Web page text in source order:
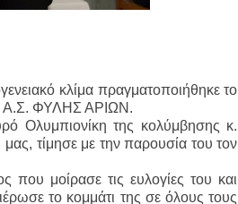
κλίμα πραγματοποιήθηκε το
Α.Σ. ΦΥΛΗΣ ΑΡΙΩΝ.
Ολυμπιονίκη της κολύμβησης κ.
τίμησε με την παρουσία του τον
που μοίρασε τις ευλογίες του και
το κομμάτι της σε όλους τους